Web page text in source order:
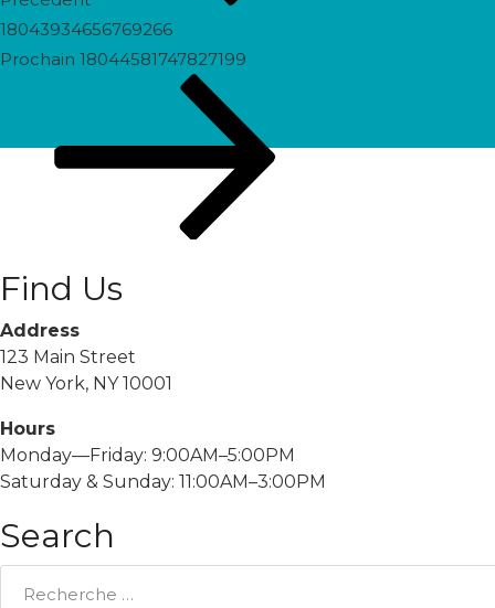
18043934656769266
Prochain
Prochain 18044581747827199
Find Us
Address
123 Main Street
New York, NY 10001
Hours
Monday—Friday: 9:00AM–5:00PM
Saturday & Sunday: 11:00AM–3:00PM
Search